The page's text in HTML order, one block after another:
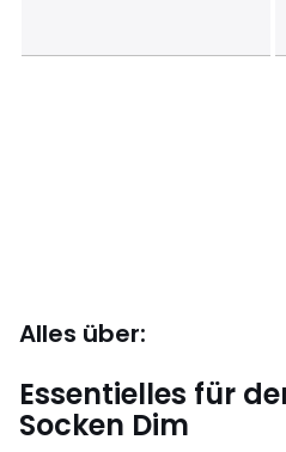
Alles über:
Essentielles für
Socken Dim